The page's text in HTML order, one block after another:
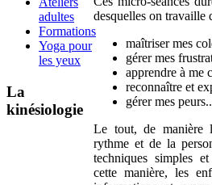
desquelles on travaille
maîtriser mes
gérer mes
apprendre à me
reconnaître et
gérer mes
Le tout, de manière
rythme et de la
techniques simples
cette manière, les
adultes
Formations
Yoga pour
les yeux
La
kinésiologie